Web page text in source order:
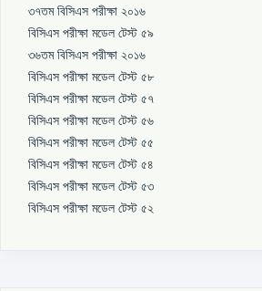
৩৭তম বিসিএস পরীক্ষা ২০১৬
বিসিএস পরীক্ষা মডেল টেস্ট ৫৯
৩৬তম বিসিএস পরীক্ষা ২০১৬
বিসিএস পরীক্ষা মডেল টেস্ট ৫৮
বিসিএস পরীক্ষা মডেল টেস্ট ৫৭
বিসিএস পরীক্ষা মডেল টেস্ট ৫৬
বিসিএস পরীক্ষা মডেল টেস্ট ৫৫
বিসিএস পরীক্ষা মডেল টেস্ট ৫৪
বিসিএস পরীক্ষা মডেল টেস্ট ৫৩
বিসিএস পরীক্ষা মডেল টেস্ট ৫২